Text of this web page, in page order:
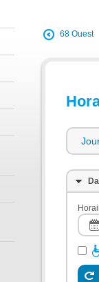
68 Ouest